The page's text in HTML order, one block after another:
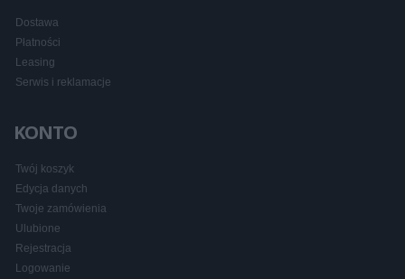
Dostawa
Płatności
Leasing
Serwis i reklamacje
KONTO
Twój koszyk
Edycja danych
Twoje zamówienia
Ulubione
Rejestracja
Logowanie